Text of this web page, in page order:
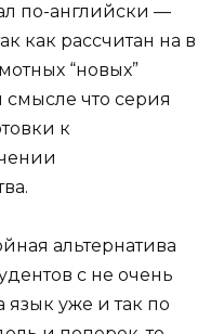
по-английски —
как рассчитан на в
“новых”
что серия
к
альтернатива
с не очень
уже и так по